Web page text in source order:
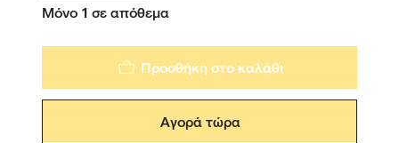
Μόνο 1 σε απόθεμα
Προσθήκη στο καλάθι
Αγορά τώρα